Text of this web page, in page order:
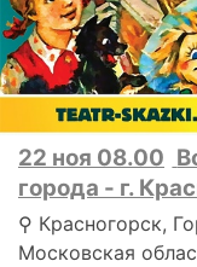
22 ноя 08.00
города - г.
⚲ Красногорск,
Московская